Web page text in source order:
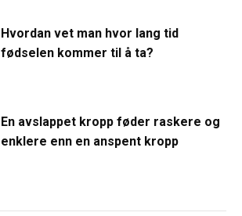
Hvordan vet man hvor lang tid
fødselen kommer til å ta?
En avslappet kropp føder raskere og
enklere enn en anspent kropp